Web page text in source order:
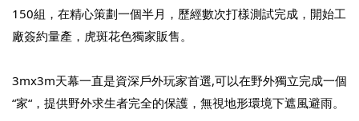
150組，在精心策劃一個半月，歷經數次打樣測試完成，開始工
廠簽約量產，虎斑花色獨家販售。
3mx3m天幕一直是資深戶外玩家首選,可以在野外獨立完成一個
“家“，提供野外求生者完全的保護，無視地形環境下遮風避雨。